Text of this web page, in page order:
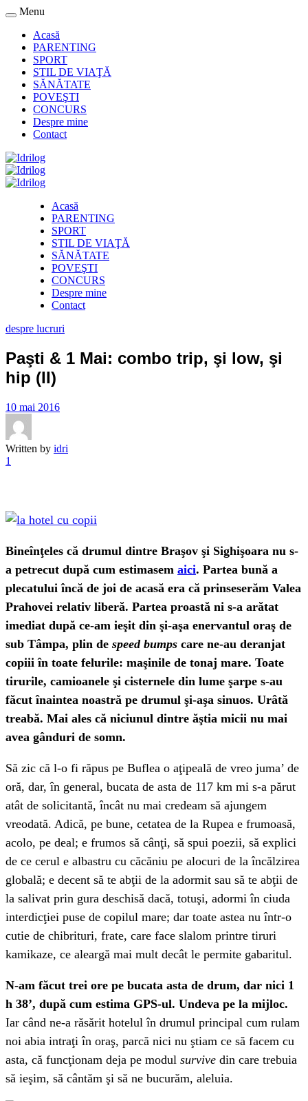
Menu
Acasă
PARENTING
SPORT
STIL DE VIAŢĂ
SĂNĂTATE
POVEŞTI
CONCURS
Despre mine
Contact
Acasă
PARENTING
SPORT
STIL DE VIAŢĂ
SĂNĂTATE
POVEŞTI
CONCURS
Despre mine
Contact
despre lucruri
Paşti & 1 Mai: combo trip, şi low, şi
hip (II)
10 mai 2016
Written by idri
1
Bineînţeles că drumul dintre Braşov şi Sighişoara nu s-
a petrecut după cum estimasem aici. Partea bună a
plecatului încă de joi de acasă era că prinseserăm Valea
Prahovei relativ liberă. Partea proastă ni s-a arătat
imediat după ce-am ieşit din şi-aşa enervantul oraş de
sub Tâmpa, plin de speed bumps care ne-au deranjat
copiii în toate felurile: maşinile de tonaj mare. Toate
tirurile, camioanele şi cisternele din lume şarpe s-au
făcut înaintea noastră pe drumul şi-aşa sinuos. Urâtă
treabă. Mai ales că niciunul dintre ăştia micii nu mai
avea gânduri de somn.
Să zic că l-o fi răpus pe Buflea o aţipeală de vreo juma’ de
oră, dar, în general, bucata de asta de 117 km mi s-a părut
atât de solicitantă, încât nu mai credeam să ajungem
vreodată. Adică, pe bune, cetatea de la Rupea e frumoasă,
acolo, pe deal; e frumos să cânţi, să spui poezii, să explici
de ce cerul e albastru cu căcăniu pe alocuri de la încălzirea
globală; e decent să te abţii de la adormit sau să te abţii de
la salivat prin gura deschisă dacă, totuşi, adormi în ciuda
interdicţiei puse de copilul mare; dar toate astea nu într-o
cutie de chibrituri, frate, care face slalom printre tiruri
kamikaze, ce aleargă mai mult decât le permite gabaritul.
N-am făcut trei ore pe bucata asta de drum, dar nici 1
h 38’, după cum estima GPS-ul. Undeva pe la mijloc.
Iar când ne-a răsărit hotelul în drumul principal cum rulam
noi abia intraţi în oraş, parcă nici nu ştiam ce să facem cu
asta, că funcţionam deja pe modul survive din care trebuia
să ieşim, să cântăm şi să ne bucurăm, aleluia.